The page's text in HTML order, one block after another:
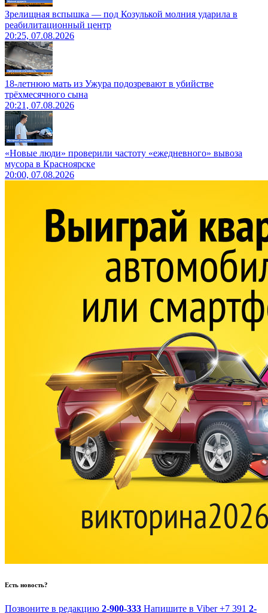
Зрелищная вспышка — под Козулькой молния ударила в
реабилитационный центр
20:25, 07.08.2026
18-летнюю мать из Ужура подозревают в убийстве
трёхмесячного сына
20:21, 07.08.2026
«Новые люди» проверили частоту «ежедневного» вывоза
мусора в Красноярске
20:00, 07.08.2026
Есть новость?
Позвоните в редакцию 2-900-333 Напишите в Viber +7 391 2-